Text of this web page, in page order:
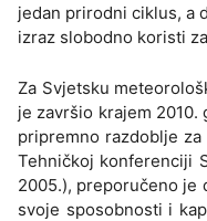
jedan prirodni ciklus, a
izraz slobodno koristi
Za Svjetsku
je završio krajem 2010.
pripremno razdoblje
Tehničkoj konferenciji
2005.), preporučeno je
svoje sposobnosti i